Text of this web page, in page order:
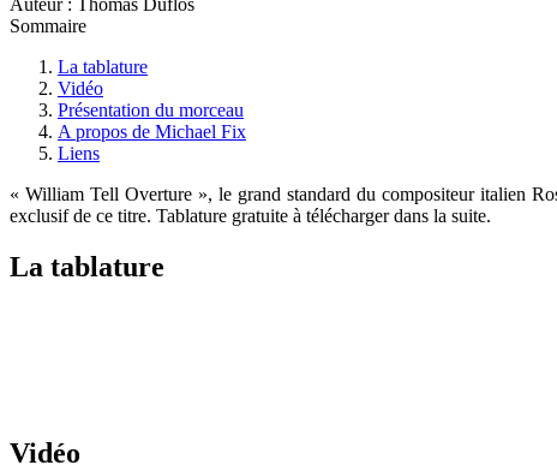
Auteur : Thomas Duflos
Sommaire
La tablature
Vidéo
Présentation du morceau
A propos de Michael Fix
Liens
« William Tell Overture », le grand standard du compositeur italien
exclusif de ce titre. Tablature gratuite à télécharger dans la suite.
La tablature
Vidéo